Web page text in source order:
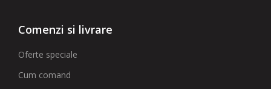
Comenzi si livrare
Oferte speciale
Cum comand